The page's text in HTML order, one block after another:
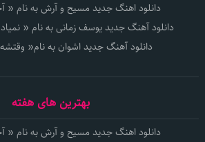
دانلود اهنگ جدید مسیح و آرش به نام «
دانلود آهنگ جدید یوسف زمانی به نام «
دانلود آهنگ جدید اشوان به نام«
بهترین های هفته
دانلود اهنگ جدید مسیح و آرش به نام «